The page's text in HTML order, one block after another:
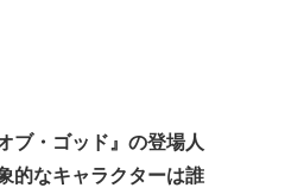
ブ・ゴッド』の登場人
的なキャラクターは誰